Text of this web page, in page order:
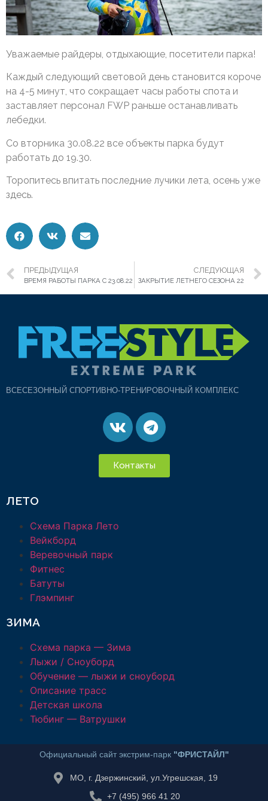
Уважаемые райдеры, отдыхающие, посетители парка!
Каждый следующий световой день становится короче
на 4-5 минут, что сокращает часы работы спота и
заставляет персонал FWP раньше останавливать
лебедки.
Со вторника 30.08.22 все объекты парка будут
работать до 19.30.
Торопитесь впитать последние лучики лета, осень уже
здесь.
ПРЕДЫДУЩАЯ
ВРЕМЯ РАБОТЫ ПАРКА С 23.08.22
СЛЕДУЮЩАЯ
ЗАКРЫТИЕ ЛЕТНЕГО СЕЗОНА 22
ВСЕСЕЗОННЫЙ СПОРТИВНО-ТРЕНИРОВОЧНЫЙ КОМПЛЕКС
Контакты
ЛЕТО
Схема Парка Лето
Вейкборд
Веревочный парк
Фитнес
Батуты
Глэмпинг
ЗИМА
Схема парка — Зима
Лыжи / Сноуборд
Обучение — лыжи и сноуборд
Описание трасс
Детская школа
Тюбинг — Ватрушки
Официальный сайт экстрим-парк "ФРИСТАЙЛ"
МО, г. Дзержинский, ул.Угрешская, 19
+7 (495) 966 41 20